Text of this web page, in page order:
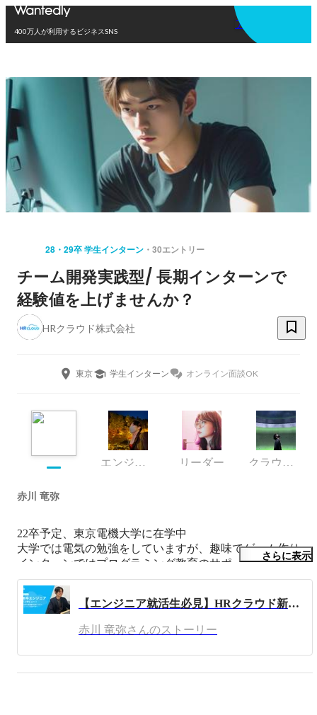
400万人が利用するビジネスSNS
アプリを使う
28・29卒 学生インターン 30エントリー
チーム開発実践型/ 長期インターンで
経験値を上げませんか？
HRクラウド株式会社
東京 学生インターン オンライン面談OK
エンジニア リーダー クラウド開発部
赤川 竜弥
22卒予定、東京電機大学に在学中
大学では電気の勉強をしていますが、趣味でゲーム作り、
インターンではプログラミング教育のサポートを行うなど
画面上に表現することまた教育に興味があります。
そして「人の心を動かすこと」にやりがいを感じます。
様々な経験を経て高校時代の自分の作品を触ってもらった
時の喜びが忘れられず、現在はWEBやアニメーション、
ゲーム等のワクワクさせるデジタルクリエイティブを作る
ことを目標に常に勉強しています。
さらに表示
【エンジニア就活生必見】HRクラウド新卒一年目のエンジニアにインタビュー！
赤川 竜弥さんのストーリー